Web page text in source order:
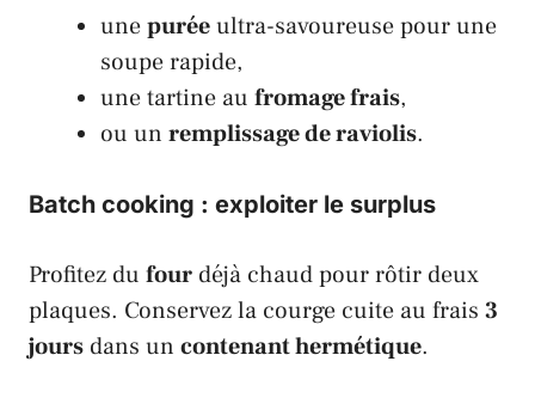
unepuréeultra-savoureuse pour une
soupe rapide,
une tartine au fromage frais,
ou un remplissage de raviolis.
Batch cooking : exploiter le surplus
Profitez du four déjà chaud pour rôtir deux
plaques. Conservez la courge cuite au frais 3
jours dans un contenant hermétique.